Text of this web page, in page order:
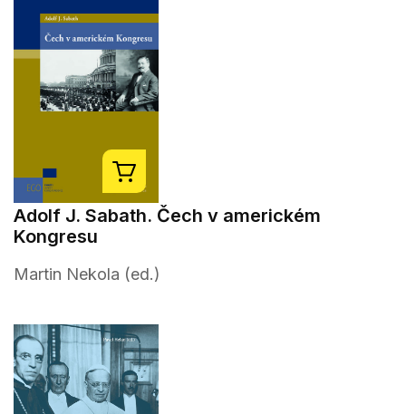
Adolf J. Sabath. Čech v americkém
Kongresu
Martin Nekola (ed.)